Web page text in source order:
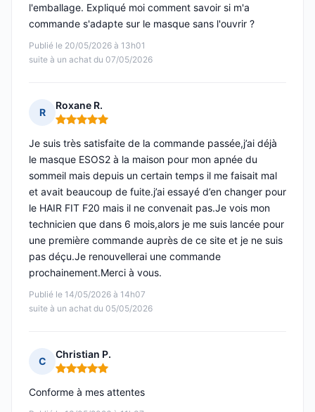
Publié le 20/05/2026 à 13h01
suite à un achat du 07/05/2026
l'emballage. Expliqué moi comment savoir si m'a
commande s'adapte sur le masque sans l'ouvrir ?
R
Roxane R.
Note : 5 sur 5
Publié le 14/05/2026 à 14h07
suite à un achat du 05/05/2026
Je suis très satisfaite de la commande passée,j’ai déjà
le masque ESOS2 à la maison pour mon apnée du
sommeil mais depuis un certain temps il me faisait mal
et avait beaucoup de fuite.j’ai essayé d’en changer pour
le HAIR FIT F20 mais il ne convenait pas.Je vois mon
technicien que dans 6 mois,alors je me suis lancée pour
une première commande auprès de ce site et je ne suis
pas déçu.Je renouvellerai une commande
prochainement.Merci à vous.
C
Christian P.
Note : 5 sur 5
Conforme à mes attentes